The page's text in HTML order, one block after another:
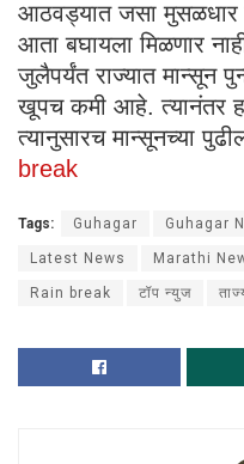
आठवड्यात जसा मुसळधार
आता बघायला मिळणार
जुलैपर्यंत राज्यात मान्सून
खूपच कमी आहे. त्यानंतर
त्यानुसारच मान्सूनच्या
break
Tags: Guhagar Guhagar
Latest News Marathi
Rain break टॉप न्युज